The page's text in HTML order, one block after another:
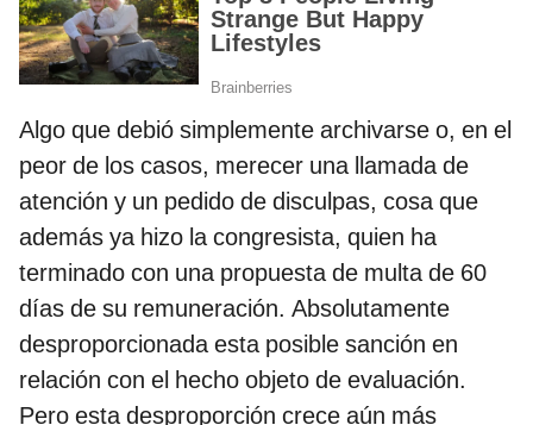
Algo que debió simplemente archivarse o, en el
peor de los casos, merecer una llamada de
atención y un pedido de disculpas, cosa que
además ya hizo la congresista, quien ha
terminado con una propuesta de multa de 60
días de su remuneración. Absolutamente
desproporcionada esta posible sanción en
relación con el hecho objeto de evaluación.
Pero esta desproporción crece aún más